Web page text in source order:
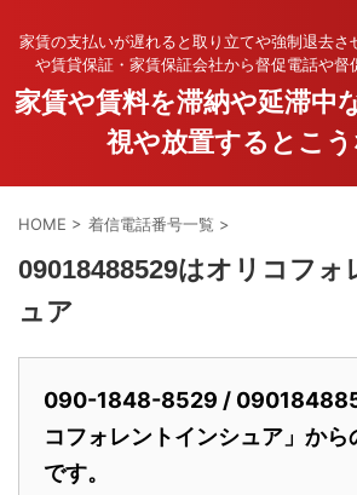
家賃の支払いが遅れると取り立てや強制退去さ
や賃貸保証・家賃保証会社から督促電話や督
家賃や賃料を滞納や延滞中
視や放置するとこう
HOME > 着信電話番号一覧 >
09018488529はオリコフォ
ュア
090-1848-8529 /
コフォレントインシュア」から
です。